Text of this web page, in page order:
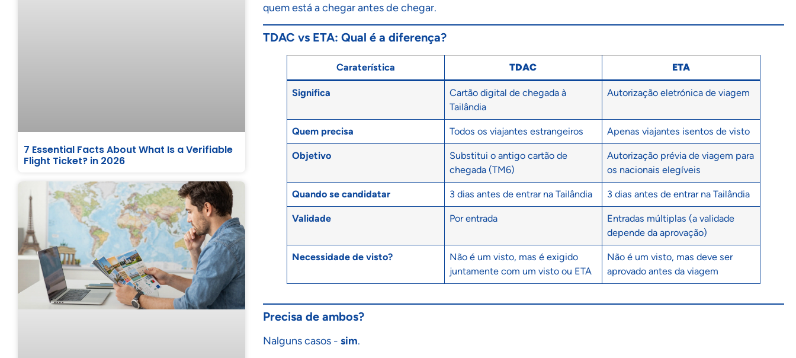
7 Essential Facts About What Is a Verifiable
Flight Ticket? in 2026
quem está a chegar antes de chegar.
TDAC vs ETA: Qual é a diferença?
Caraterística TDAC ETA
Significa
Cartão digital de chegada à
Tailândia
Autorização eletrónica de viagem
Quem precisa Todos os viajantes estrangeiros Apenas viajantes isentos de visto
Objetivo
Substitui o antigo cartão de
chegada (TM6)
Autorização prévia de viagem para
os nacionais elegíveis
Quando se candidatar 3 dias antes de entrar na Tailândia 3 dias antes de entrar na Tailândia
Validade Por entrada
Entradas múltiplas (a validade
depende da aprovação)
Necessidade de visto?
Não é um visto, mas é exigido
juntamente com um visto ou ETA
Não é um visto, mas deve ser
aprovado antes da viagem
Precisa de ambos?
Nalguns casos - sim.